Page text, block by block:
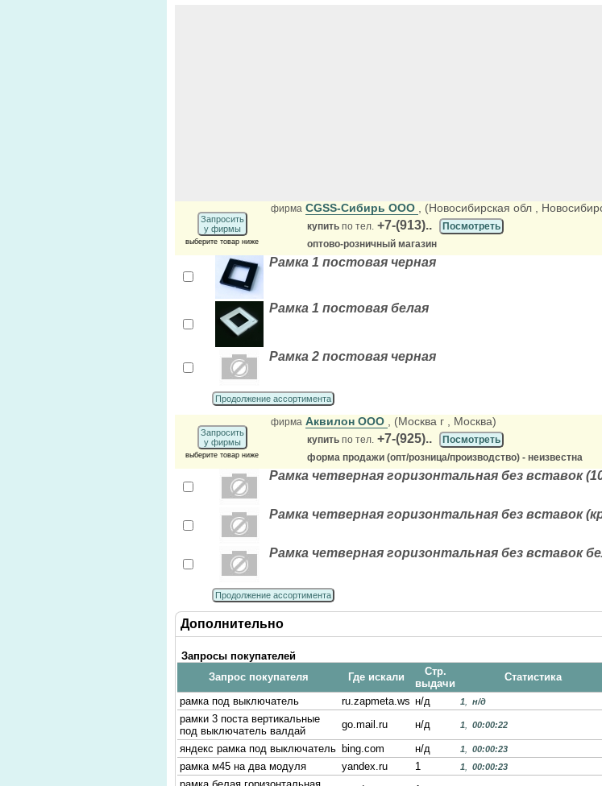
Запросить
у фирмы
выберите товар ниже
фирма CGSS-Сибирь ООО , (Новосибирская обл ,
купить по тел. +7-(913)..
Посмотреть
оптово-розничный магазин
Рамка 1 постовая черная
Рамка 1 постовая белая
Рамка 2 постовая черная
Продолжение ассортимента
Запросить
у фирмы
выберите товар ниже
фирма Аквилон ООО , (Москва г , Москва)
купить по тел. +7-(925)..
Посмотреть
форма продажи (опт/розница/производство) - неизвестна
Рамка четверная горизонтальная без вставок
Рамка четверная горизонтальная без вставок
Рамка четверная горизонтальная без вставок
Продолжение ассортимента
Дополнительно
Запросы покупателей
Запрос покупателя
Где искали
Стр.
выдачи
Статистика
рамка под выключатель
ru.zapmeta.ws н/д 1 н/д
рамки 3 поста вертикальные
под выключатель валдай
go.mail.ru н/д 1 00:00:22
яндекс рамка под выключатель bing.com н/д 1 00:00:23
рамка м45 на два модуля
yandex.ru 1 1 00:00:23